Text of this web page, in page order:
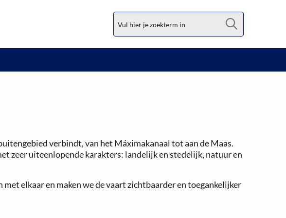
verbindt, van het Máximakanaal tot aan de Maas.
zeer uiteenlopende karakters: landelijk en stedelijk, natuur en
elkaar en maken we de vaart zichtbaarder en toegankelijker